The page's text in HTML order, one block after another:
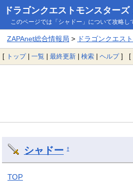
ドラゴンクエストモンスター
このページでは「シャドー」について攻略し
ZAPAnet総合情報局 > ドラゴンクエス
[ トップ| 一覧 | 最終更新 | 検索 | ヘルプ] [
シャドー †
TOP